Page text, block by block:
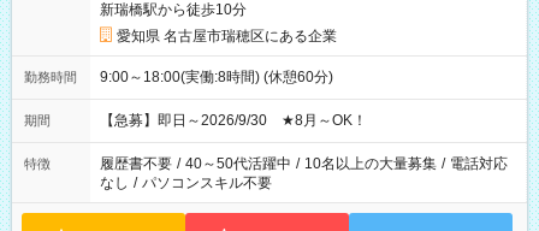
新瑞橋駅から徒歩10分
愛知県 名古屋市瑞穂区にある企業
勤務時間 9:00～18:00(実働:8時間) (休憩60分)
期間 【急募】即日～2026/9/30 ★8月～OK！
特徴 履歴書不要 / 40～50代活躍中 / 10名以上の大量募集 / 電話対応
なし / パソコンスキル不要